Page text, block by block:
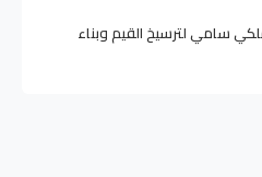
سامي لترسيخ القيم وبناء